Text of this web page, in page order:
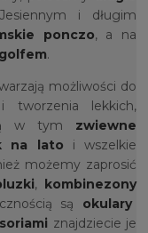
i długim
ponczo, a na
.
możliwości do
tworzenia lekkich,
w tym zwiewne
na lato i wszelkie
możemy zaprosić
, kombinezony
są okulary
znajdziecie je